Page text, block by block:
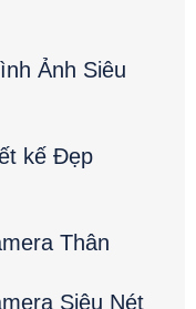
Ảnh Siêu
kế Đẹp
Thân
Siêu Nét